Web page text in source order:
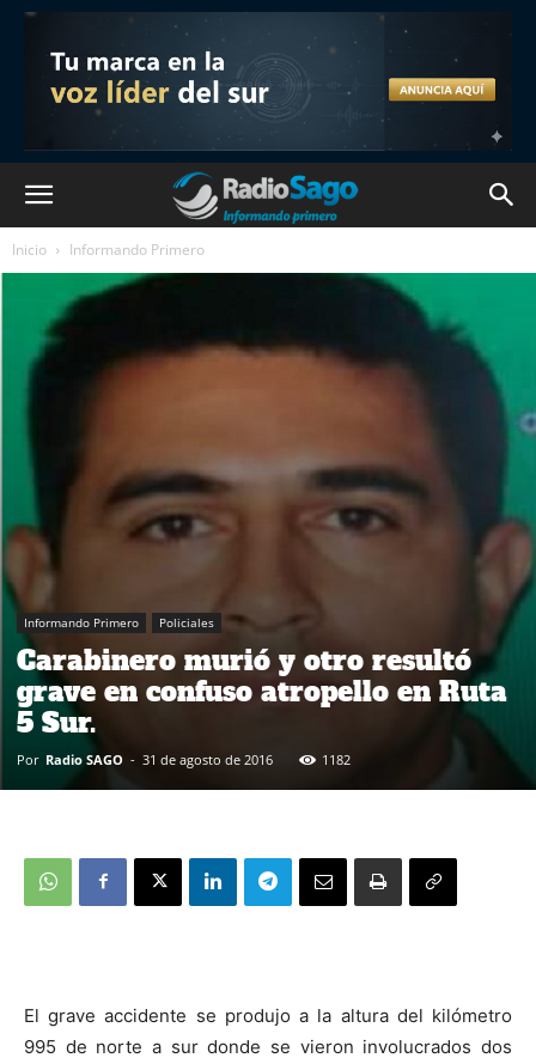
Inicio Informando Primero
Informando Primero Policiales
Carabinero murió y otro resultó
grave en confuso atropello en Ruta
5 Sur.
Por Radio SAGO - 31 de agosto de 2016 1182
El grave accidente se produjo a la altura del kilómetro
995 de norte a sur donde se vieron involucrados dos